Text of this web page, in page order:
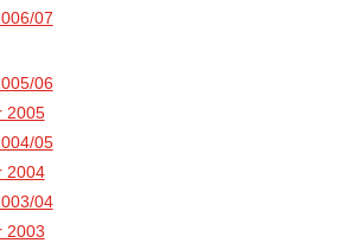
07
06
2005
05
2004
04
2003